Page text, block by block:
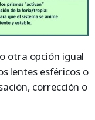
otra opción igual
lentes esféricos o
corrección o